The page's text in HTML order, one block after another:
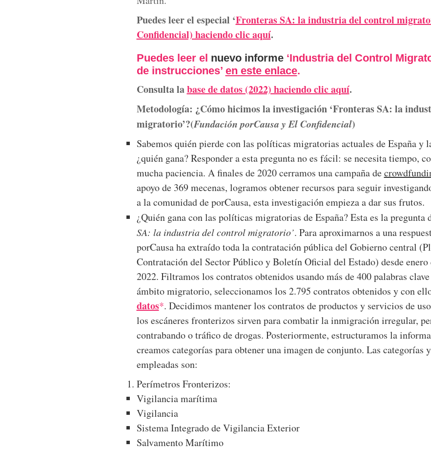
Puedes leer el especial ‘Fronteras SA: la industria del control
Confidencial) haciendo clic aquí.
Puedes leer el nuevo informe‘Industria del Control
de instrucciones’ en este enlace.
Consulta labase de datos (2022) haciendo clic aquí.
Metodología: ¿Cómo hicimos la investigación ‘Fronteras SA: la
migratorio’?(Fundación porCausa y El Confidencial)
Sabemos quién pierde con las políticas migratorias actuales de España y
¿quién gana? Responder a esta pregunta no es fácil: se necesita tiempo,
mucha paciencia. A finales de 2020 cerramos una campaña de
apoyo de 369 mecenas, logramos obtener recursos para seguir
a la comunidad de porCausa, esta investigación empieza a dar sus frutos.
¿Quién gana con las políticas migratorias de España? Esta es la pregunta
SA: la industria del control migratorio’. Para aproximarnos a una
porCausa ha extraído toda la contratación pública del Gobierno central
Contratación del Sector Público y Boletín Oficial del Estado) desde enero
2022. Filtramos los contratos obtenidos usando más de 400 palabras
ámbito migratorio, seleccionamos los 2.795 contratos obtenidos y con
datos*. Decidimos mantener los contratos de productos y servicios de
los escáneres fronterizos sirven para combatir la inmigración irregular,
contrabando o tráfico de drogas. Posteriormente, estructuramos la
creamos categorías para obtener una imagen de conjunto. Las categorías
empleadas son:
Perímetros Fronterizos:
Vigilancia marítima
Vigilancia
Sistema Integrado de Vigilancia Exterior
Salvamento Marítimo